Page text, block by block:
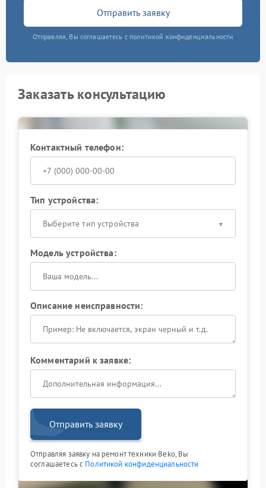
Отправить заявку
Отправляя, Вы соглашаетесь с политикой конфиденциальности
Заказать консультацию
Контактный телефон:
Тип устройства:
Выберите тип устройства
Модель устройства:
Описание неисправности:
Комментарий к заявке:
Отправить заявку
Отправляя заявку на ремонт техники Beko, Вы
соглашаетесь с Политикой конфиденциальности